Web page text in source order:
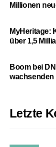
Millionen
MyHeritage:
über 1,5
Boom bei
wachsenden
Letzte